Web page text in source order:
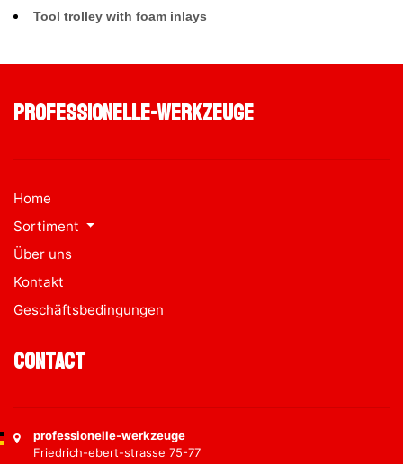
Tool trolley with foam inlays
professionelle-werkzeuge
Home
Sortiment
Über uns
Kontakt
Geschäftsbedingungen
Contact
professionelle-werkzeuge
Friedrich-ebert-strasse 75-77